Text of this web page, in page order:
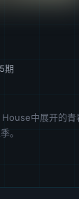
期
中展开的青
。